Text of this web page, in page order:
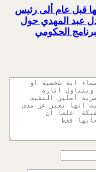
قبل عام ألى رئيس
عبد المهدي حول
الحكومي